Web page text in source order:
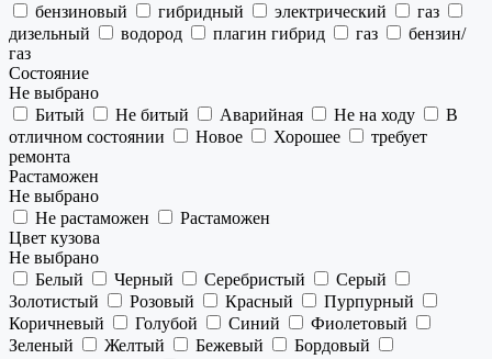
бензиновый
гибридный электрический
газ
дизельный
водород плагин гибрид газ
бензин/
газ
Состояние
Не выбрано
Битый
Не битый Аварийная Не на ходу
В
отличном состоянии
Новое Хорошее
требует
ремонта
Растаможен
Не выбрано
Не растаможен
Растаможен
Цвет кузова
Не выбрано
Белый
Черный Серебристый
Серый
Золотистый
Розовый Красный
Пурпурный
Коричневый
Голубой Синий
Фиолетовый
Зеленый
Желтый Бежевый
Бордовый